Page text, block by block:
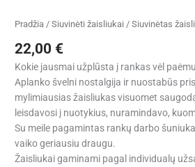
Pradžia /Siuvinėti žaisliukai / Siuvinėtas
22,00 €
Kokie jausmai užplūsta į rankas vėl
Aplanko švelni nostalgija ir nuostabūs
mylimiausias žaisliukas visuomet
leisdavosi į nuotykius, nuramindavo,
Su meile pagamintas rankų darbo
vaiko geriausiu draugu.
Žaisliukai gaminami pagal individualų